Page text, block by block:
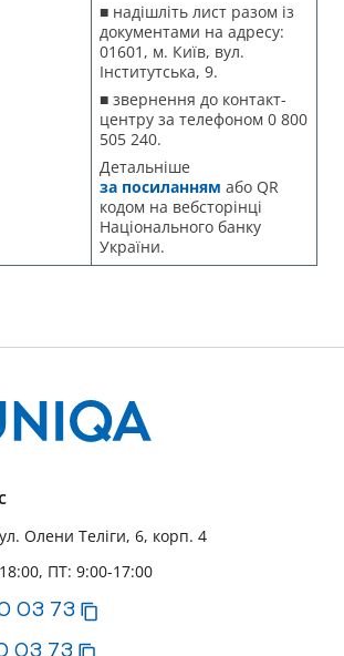
■ надішліть лист разом із
документами на адресу:
01601, м. Київ, вул.
Інститутська, 9.
■ звернення до контакт-
центру за телефоном 0 800
505 240.
Детальніше
за посиланням або QR
кодом на вебсторінці
Національного банку
України.
Олени Теліги, 6, корп. 4
ПТ: 9:00-17:00
03 73
03 73